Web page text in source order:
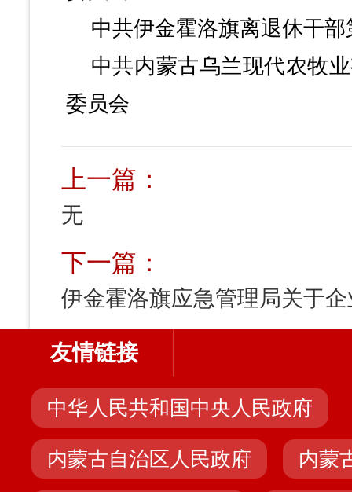
中共伊金霍洛旗离退休干
中共内蒙古乌兰现代农牧
委员会
上一篇：
无
下一篇：
友情链接
中华人民共和国中央人民政府
内蒙古自治区人民政府 内蒙